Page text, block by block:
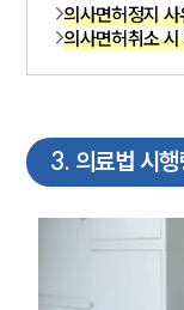
의사면허정지
의사면허취소
3. 의료법 시